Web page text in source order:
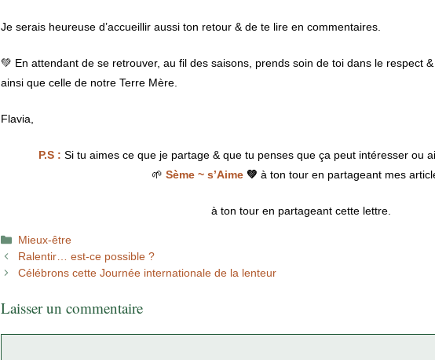
Je serais heureuse d’accueillir aussi ton retour & de te lire en commentaires.
💚 En attendant de se retrouver, au fil des saisons, prends soin de toi dans le respect
ainsi que celle de notre Terre Mère.
Flavia,
P.S : Si tu aimes ce que je partage & que tu penses que ça peut intéresser ou
🌱 Sème ~ s’Aime💚 à ton tour en partageant mes
à ton tour en partageant cette lettre.
Catégories
Mieux-être
Ralentir… est-ce possible ?
Célébrons cette Journée internationale de la lenteur
Laisser un commentaire